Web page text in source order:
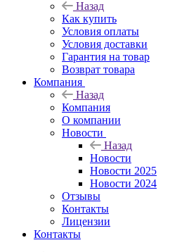
Назад
Как купить
Условия оплаты
Условия доставки
Гарантия на товар
Возврат товара
Компания
Назад
Компания
О компании
Новости
Назад
Новости
Новости 2025
Новости 2024
Отзывы
Контакты
Лицензии
Контакты